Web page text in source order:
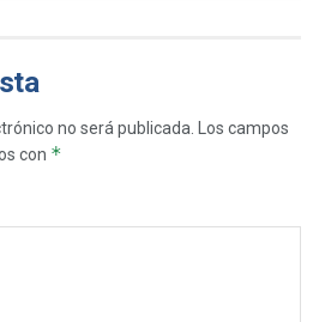
no será publicada.
Los campos
con *